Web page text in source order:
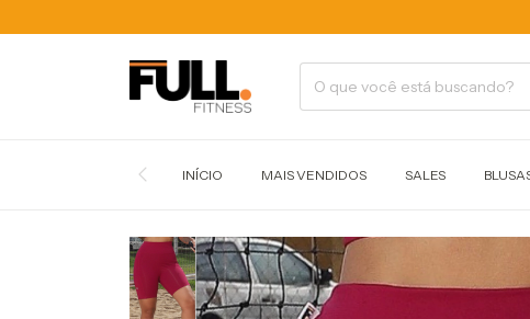
INÍCIO MAIS VENDIDOS SALES